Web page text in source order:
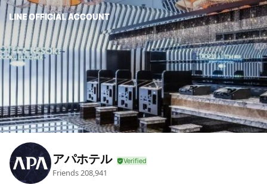
アパホテル
Friends208,941